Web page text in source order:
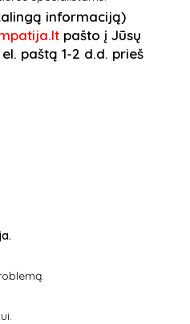
informaciją)
pašto į Jūsų
paštą 1-2 d.d. prieš